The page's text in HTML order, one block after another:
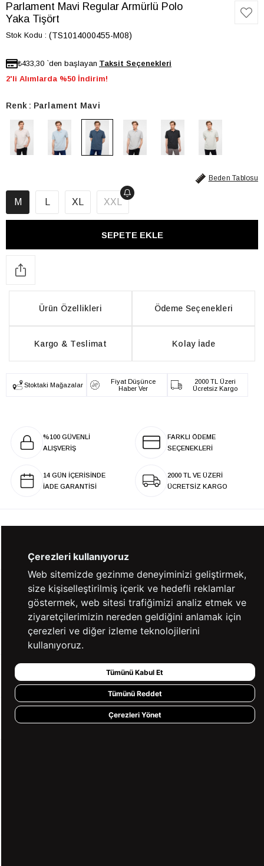
Parlament Mavi Regular Armürlü Polo
Yaka Tişört
Stok Kodu (TS1014000455-M08)
₺433,30 `den başlayan
2'li Alımlarda %50 İndirim!
Renk Parlament Mavi
Beden Tablosu
M XL XXL
Ürün Özellikleri Ödeme Seçenekleri
Kargo & Teslimat Kolay İade
Stoktaki Mağazalar
Fiyat Düşünce
Haber Ver
2000 TL Üzeri
Ücretsiz Kargo
%100 GÜVENLİ
ALIŞVERİŞ
FARKLI ÖDEME
SEÇENEKLERİ
14 GÜN İÇERİSİNDE
İADE GARANTİSİ
2000 TL VE ÜZERİ
ÜCRETSİZ KARGO
KATEGORİLER
YARDIM
BİZE ULAŞIN
HIZLI ERİŞİM
Çerezleri kullanıyoruz
Web sitemizde gezinme deneyiminizi geliştirmek,
size kişiselleştirilmiş içerik ve hedefli reklamlar
göstermek, web sitesi trafiğimizi analiz etmek ve
ziyaretçilerimizin nereden geldiğini anlamak için
çerezleri ve diğer izleme teknolojilerini
kullanıyoruz.
Tümünü Kabul Et
Tümünü Reddet
Çerezleri Yönet